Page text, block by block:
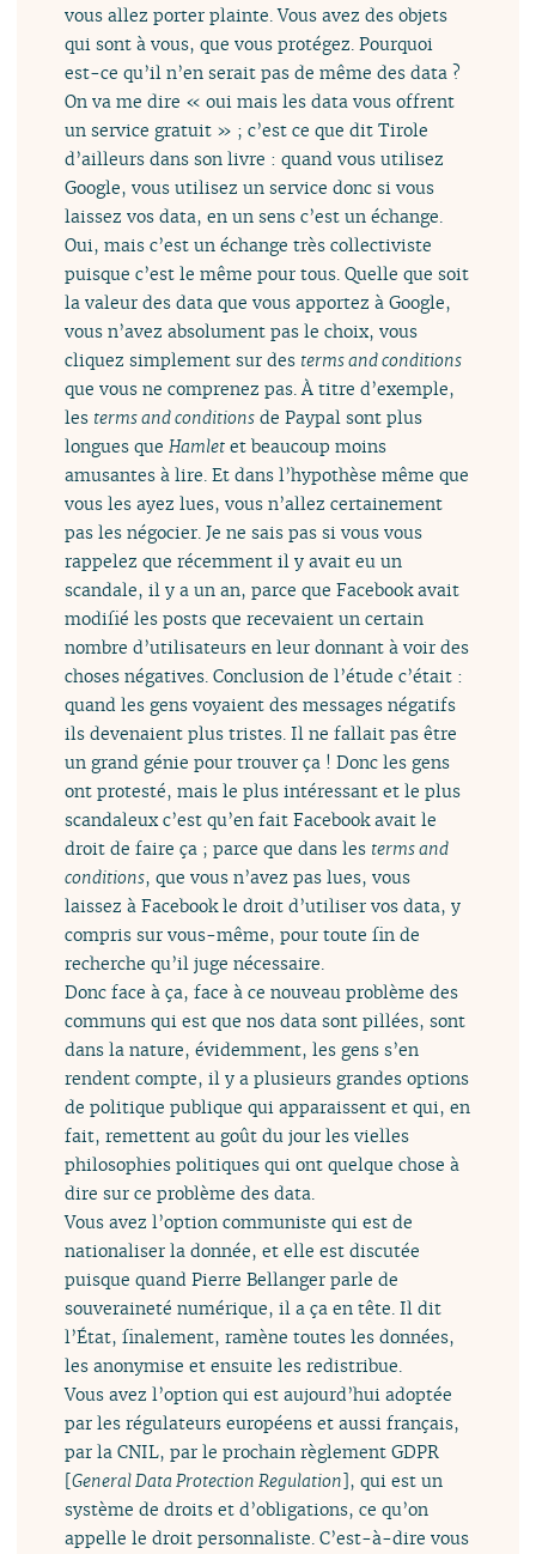
vous allez porter plainte. Vous avez des objets
qui sont à vous, que vous protégez. Pourquoi
est-ce qu’il n’en serait pas de même des data ?
On va me dire « oui mais les data vous offrent
un service gratuit » ; c’est ce que dit Tirole
d’ailleurs dans son livre : quand vous utilisez
Google, vous utilisez un service donc si vous
laissez vos data, en un sens c’est un échange.
Oui, mais c’est un échange très collectiviste
puisque c’est le même pour tous. Quelle que soit
la valeur des data que vous apportez à Google,
vous n’avez absolument pas le choix, vous
cliquez simplement sur des terms and conditions
que vous ne comprenez pas. À titre d’exemple,
les terms and conditions de Paypal sont plus
longues queHamlet et beaucoup moins
amusantes à lire. Et dans l’hypothèse même que
vous les ayez lues, vous n’allez certainement
pas les négocier. Je ne sais pas si vous vous
rappelez que récemment il y avait eu un
scandale, il y a un an, parce que Facebook avait
modifié les posts que recevaient un certain
nombre d’utilisateurs en leur donnant à voir des
choses négatives. Conclusion de l’étude c’était :
quand les gens voyaient des messages négatifs
ils devenaient plus tristes. Il ne fallait pas être
un grand génie pour trouver ça ! Donc les gens
ont protesté, mais le plus intéressant et le plus
scandaleux c’est qu’en fait Facebook avait le
droit de faire ça ; parce que dans les terms and
conditions, que vous n’avez pas lues, vous
laissez à Facebook le droit d’utiliser vos data, y
compris sur vous-même, pour toute fin de
recherche qu’il juge nécessaire.
Donc face à ça, face à ce nouveau problème des
communs qui est que nos data sont pillées, sont
dans la nature, évidemment, les gens s’en
rendent compte, il y a plusieurs grandes options
de politique publique qui apparaissent et qui, en
fait, remettent au goût du jour les vielles
philosophies politiques qui ont quelque chose à
dire sur ce problème des data.
Vous avez l’option communiste qui est de
nationaliser la donnée, et elle est discutée
puisque quand Pierre Bellanger parle de
souveraineté numérique, il a ça en tête. Il dit
l’État, finalement, ramène toutes les données,
les anonymise et ensuite les redistribue.
Vous avez l’option qui est aujourd’hui adoptée
par les régulateurs européens et aussi français,
par la CNIL, par le prochain règlement GDPR
[General Data Protection Regulation], qui est un
système de droits et d’obligations, ce qu’on
appelle le droit personnaliste. C’est-à-dire vous